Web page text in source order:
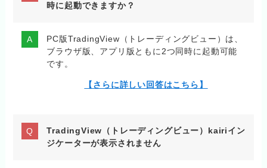
時に起動できますか？
PC版TradingView（トレーディングビュー）は、
ブラウザ版、アプリ版ともに2つ同時に起動可能
です。
【さらに詳しい回答はこちら】
TradingView（トレーディングビュー）kairiイン
ジケーターが表示されません